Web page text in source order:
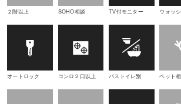
２階以上 SOHO相談 TV付モニター ウォッ
オートロック コンロ２口以上 バストイレ別 ペット